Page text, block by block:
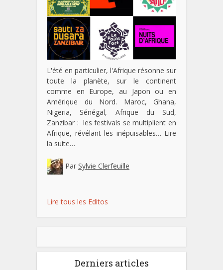
L'été en particulier, l'Afrique résonne sur
toute la planète, sur le continent
comme en Europe, au Japon ou en
Amérique du Nord. Maroc, Ghana,
Nigeria, Sénégal, Afrique du Sud,
Zanzibar : les festivals se multiplient en
Afrique, révélant les inépuisables… Lire
la suite…
Par Sylvie Clerfeuille
Lire tous les Editos
Derniers articles